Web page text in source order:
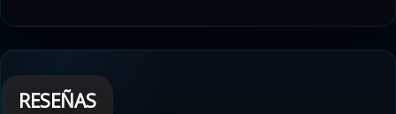
RESEÑAS